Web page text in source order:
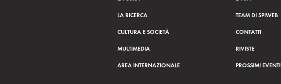
LA RICERCA
CULTURA E SOCIETÀ
MULTIMEDIA
AREA INTERNAZIONALE
TEAM DI SPIWEB
CONTATTI
RIVISTE
PROSSIMI EVENTI